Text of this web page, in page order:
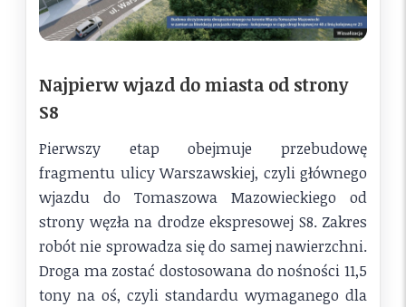
Najpierw wjazd do miasta od strony
S8
Pierwszy etap obejmuje przebudowę
fragmentu ulicy Warszawskiej, czyli głównego
wjazdu do Tomaszowa Mazowieckiego od
strony węzła na drodze ekspresowej S8. Zakres
robót nie sprowadza się do samej nawierzchni.
Droga ma zostać dostosowana do nośności 11,5
tony na oś, czyli standardu wymaganego dla